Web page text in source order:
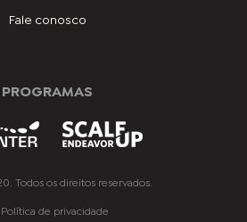
Fale conosco
PROGRAMAS
Todos os direitos reservados.
Política de privacidade